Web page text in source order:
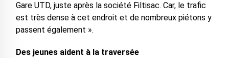
Gare UTD, juste après la société Filtisac. Car, le trafic
est très dense à cet endroit et de nombreux piétons y
passent également ».
Des jeunes aident à la traversée